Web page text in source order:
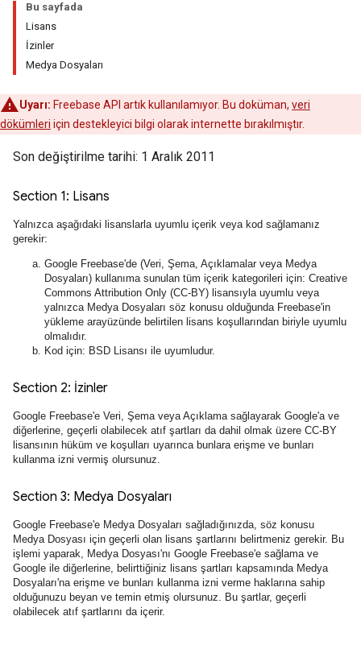
Bu sayfada
Lisans
İzinler
Medya Dosyaları
Uyarı: Freebase API artık kullanılamıyor. Bu doküman, veri
dökümleri için destekleyici bilgi olarak internette bırakılmıştır.
Son değiştirilme tarihi: 1 Aralık 2011
Lisans
Yalnızca aşağıdaki lisanslarla uyumlu içerik veya kod sağlamanız
gerekir:
Google Freebase'de (Veri, Şema, Açıklamalar veya Medya
Dosyaları) kullanıma sunulan tüm içerik kategorileri için: Creative
Commons Attribution Only (CC-BY) lisansıyla uyumlu veya
yalnızca Medya Dosyaları söz konusu olduğunda Freebase'in
yükleme arayüzünde belirtilen lisans koşullarından biriyle uyumlu
olmalıdır.
Kod için: BSD Lisansı ile uyumludur.
İzinler
Google Freebase'e Veri, Şema veya Açıklama sağlayarak Google'a ve
diğerlerine, geçerli olabilecek atıf şartları da dahil olmak üzere CC-BY
lisansının hüküm ve koşulları uyarınca bunlara erişme ve bunları
kullanma izni vermiş olursunuz.
Medya Dosyaları
Google Freebase'e Medya Dosyaları sağladığınızda, söz konusu
Medya Dosyası için geçerli olan lisans şartlarını belirtmeniz gerekir. Bu
işlemi yaparak, Medya Dosyası'nı Google Freebase'e sağlama ve
Google ile diğerlerine, belirttiğiniz lisans şartları kapsamında Medya
Dosyaları'na erişme ve bunları kullanma izni verme haklarına sahip
olduğunuzu beyan ve temin etmiş olursunuz. Bu şartlar, geçerli
olabilecek atıf şartlarını da içerir.